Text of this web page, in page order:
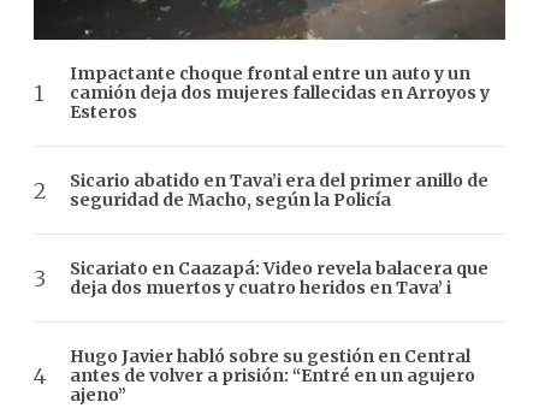
Impactante choque frontal entre un auto y un
camión deja dos mujeres fallecidas en Arroyos y
Esteros
Sicario abatido en Tava’i era del primer anillo de
seguridad de Macho, según la Policía
Sicariato en Caazapá: Video revela balacera que
deja dos muertos y cuatro heridos en Tava’ i
Hugo Javier habló sobre su gestión en Central
antes de volver a prisión: “Entré en un agujero
ajeno”